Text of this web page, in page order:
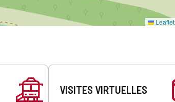
Leaflet
VISITES VIRTUELLES